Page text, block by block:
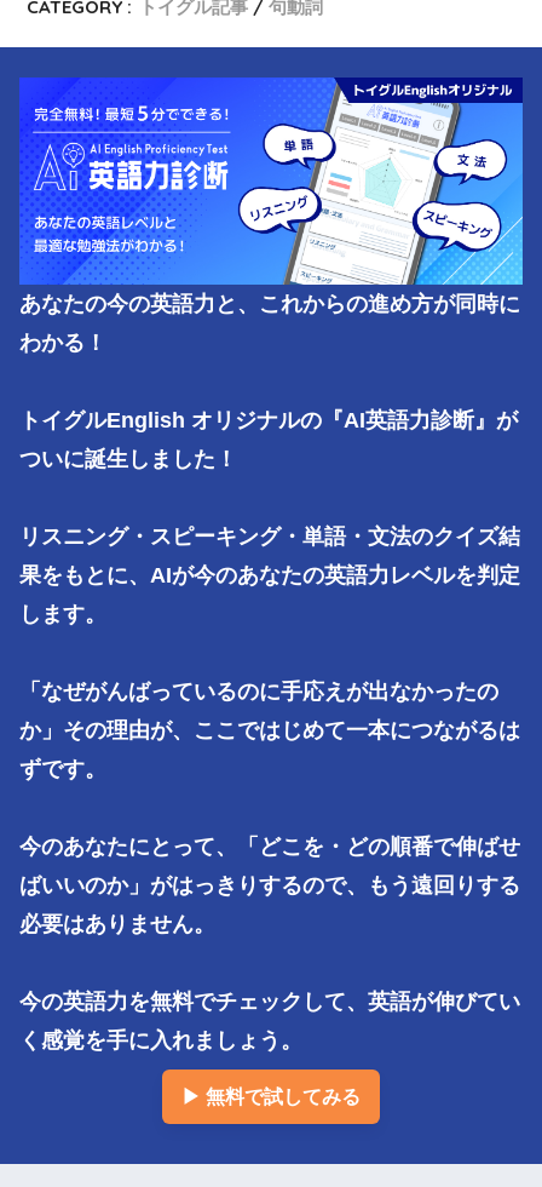
CATEGORY : トイグル記事 句動詞
あなたの今の英語力と、これからの進め方が同時に
わかる！
トイグルEnglish オリジナルの『AI英語力診断』が
ついに誕生しました！
リスニング・スピーキング・単語・文法のクイズ結
果をもとに、AIが今のあなたの英語力レベルを判定
します。
「なぜがんばっているのに手応えが出なかったの
か」その理由が、ここではじめて一本につながるは
ずです。
今のあなたにとって、「どこを・どの順番で伸ばせ
ばいいのか」がはっきりするので、もう遠回りする
必要はありません。
今の英語力を無料でチェックして、英語が伸びてい
く感覚を手に入れましょう。
▶ 無料で試してみる